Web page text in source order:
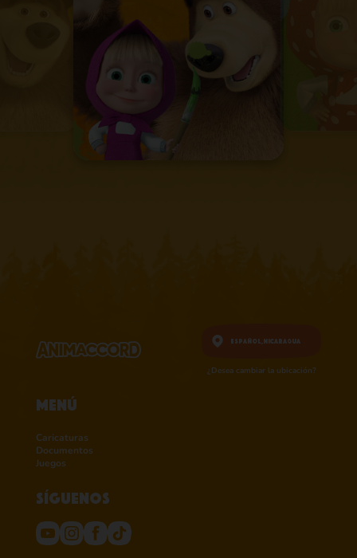
Español,Nicaragua
¿Desea cambiar la ubicación?
Menú
Caricaturas
Documentos
Juegos
Síguenos